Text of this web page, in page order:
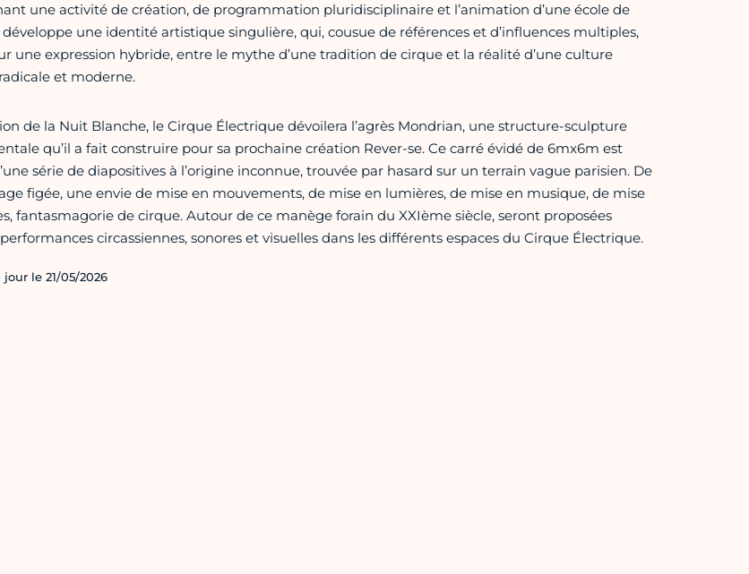
une activité de création, de programmation pluridisciplinaire et l’animation d’une école de
une identité artistique singulière, qui, cousue de références et d’influences multiples,
une expression hybride, entre le mythe d’une tradition de cirque et la réalité d’une culture
et moderne.
de la Nuit Blanche, le Cirque Électrique dévoilera l’agrès Mondrian, une structure-sculpture
qu’il a fait construire pour sa prochaine création Rever-se. Ce carré évidé de 6mx6m est
série de diapositives à l’origine inconnue, trouvée par hasard sur un terrain vague parisien. De
figée, une envie de mise en mouvements, de mise en lumières, de mise en musique, de mise
fantasmagorie de cirque. Autour de ce manège forain du XXIème siècle, seront proposées
circassiennes, sonores et visuelles dans les différents espaces du Cirque Électrique.
jour le 21/05/2026